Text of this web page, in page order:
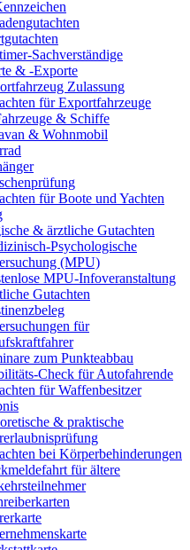
Sachverständige
& -Exporte
Zulassung
für Exportfahrzeuge
& Schiffe
& Wohnmobil
für Boote und Yachten
& ärztliche Gutachten
Psychologische
(MPU)
MPU-Infoveranstaltung
Gutachten
für
zum Punkteabbau
Check für Autofahrende
für Waffenbesitzer
& praktische
bei Körperbehinderungen
für ältere